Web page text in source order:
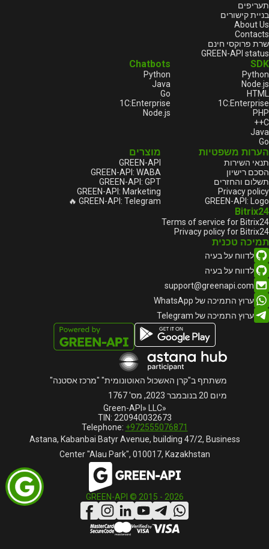
תעריפים
בניית קישורים
About Us
Contacts
שרת פרוקסי חינם
GREEN-API status
SDK
Python
Node.js
HTML
1С:Enterprise
PHP
C++
Java
Go
Chatbots
Python
Java
Go
1С:Enterprise
Node.js
הערות משפטיות
תנאי השירות
הסכם רישיון
תשלום והחזרים
Privacy policy
GREEN-API: Logo
Bitrix24
Terms of service for Bitrix24
Privacy policy for Bitrix24
מוצרים
GREEN-API
GREEN-API: WABA
GREEN-API: GPT
GREEN-API: Marketing
GREEN-API: Telegram 🔥
תמיכה טכנית
לדווח על בעיה
לדווח על בעיה
support@greenapi.com
ערוץ התמיכה של WhatsApp
ערוץ התמיכה של Telegram
«Green-API» LLC
TIN: 220940032673
Telephone: +972555076871
Astana, Kabanbai Batyr Avenue, building 47/2, Business
Center "Alau Park", 010017, Kazakhstan
משתתף ב"קרן האשכול האוטונומית" "מרכז אסטנה"
מיום 20 בנובמבר 2023, מס' 1767
GREEN-API © 2015 - 2026